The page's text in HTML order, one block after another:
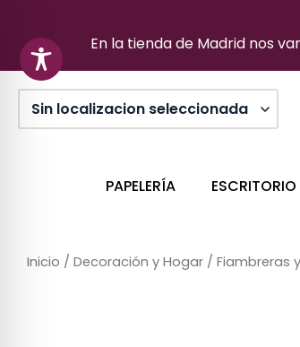
contenido
En la tienda de Madrid nos
PAPELERÍA ESCRITORIO
Inicio / Decoración y Hogar / Fiambreras